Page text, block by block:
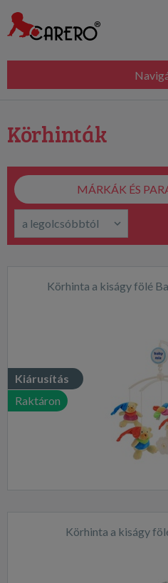
Körhinták
MÁRKÁK ÉS
Körhinta a kiságy fölé
Kiárusítás
Raktáron
Körhinta a kiságy